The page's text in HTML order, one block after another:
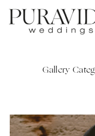
Gallery